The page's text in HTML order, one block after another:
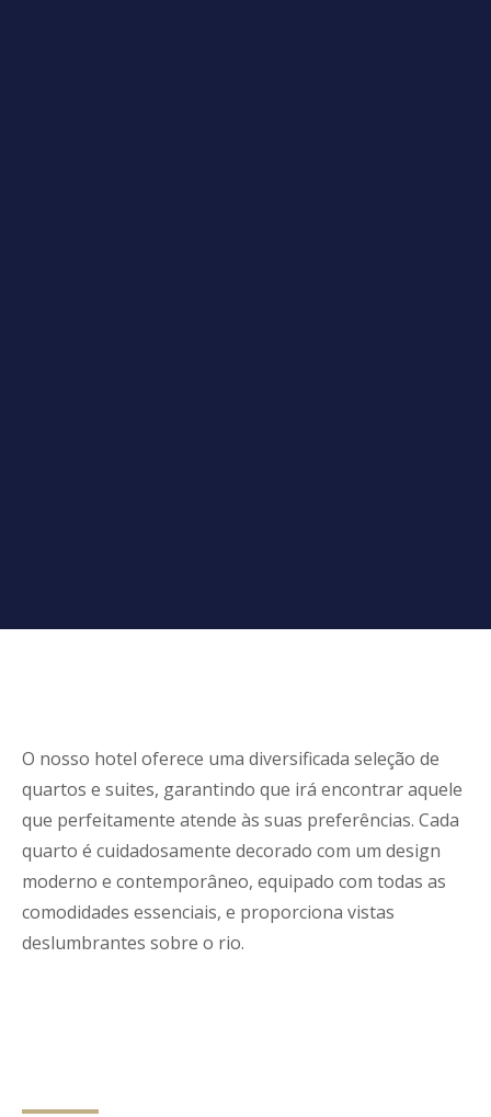
O nosso hotel oferece uma diversificada seleção de
quartos e suites, garantindo que irá encontrar aquele
que perfeitamente atende às suas preferências. Cada
quarto é cuidadosamente decorado com um design
moderno e contemporâneo, equipado com todas as
comodidades essenciais, e proporciona vistas
deslumbrantes sobre o rio.